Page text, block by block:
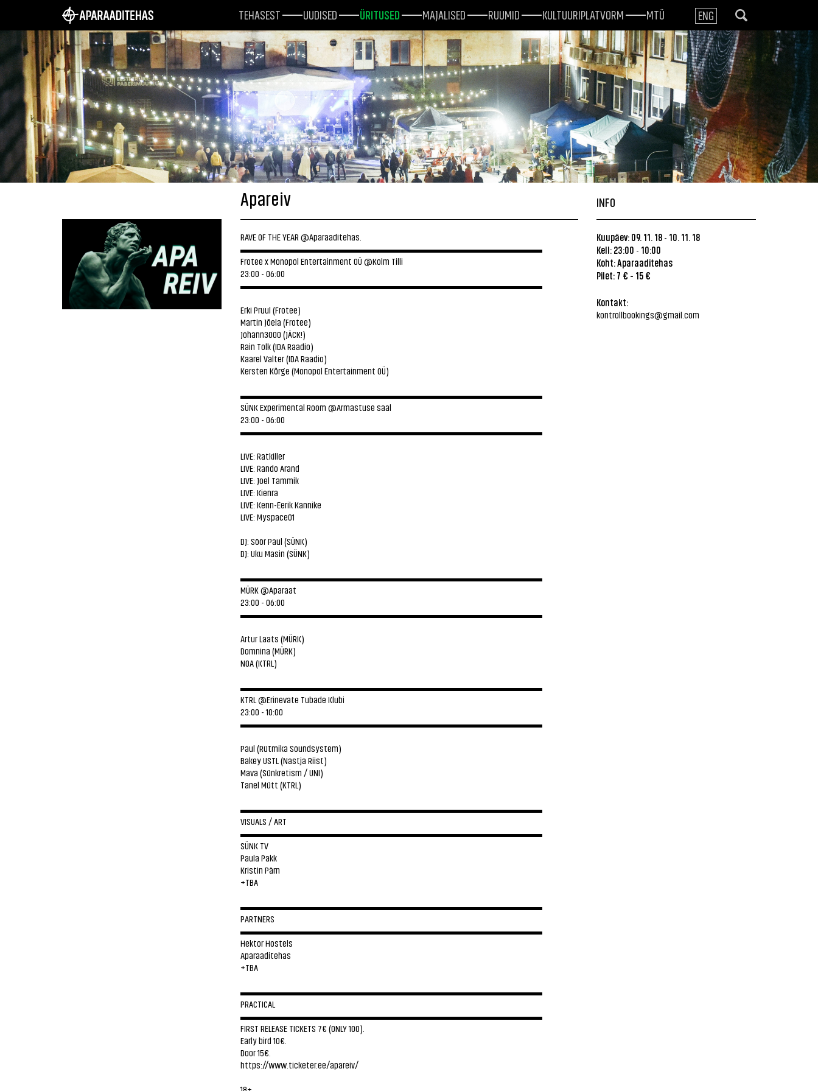
TEHASEST UUDISED ÜRITUSED MAJALISED RUUMID KULTUURIPLATVORM MTÜ ENG
Apareiv
RAVE OF THE YEAR @Aparaaditehas.
▬▬▬▬▬▬▬▬▬▬▬▬▬▬▬▬▬▬▬▬▬▬▬▬▬▬▬▬▬▬▬
Frotee x Monopol Entertainment OÜ @Kolm Tilli
23:00 - 06:00
▬▬▬▬▬▬▬▬▬▬▬▬▬▬▬▬▬▬▬▬▬▬▬▬▬▬▬▬▬▬▬
Erki Pruul (Frotee)
Martin Jõela (Frotee)
Johann3000 (JÄCK!)
Rain Tolk (IDA Raadio)
Kaarel Valter (IDA Raadio)
Kersten Kõrge (Monopol Entertainment OÜ)
▬▬▬▬▬▬▬▬▬▬▬▬▬▬▬▬▬▬▬▬▬▬▬▬▬▬▬▬▬▬▬
SÜNK Experimental Room @Armastuse saal
23:00 - 06:00
▬▬▬▬▬▬▬▬▬▬▬▬▬▬▬▬▬▬▬▬▬▬▬▬▬▬▬▬▬▬▬
LIVE: Ratkiller
LIVE: Rando Arand
LIVE: Joel Tammik
LIVE: Kienra
LIVE: Kenn-Eerik Kannike
LIVE: Myspace01
DJ: Söör Paul (SÜNK)
DJ: Uku Masin (SÜNK)
▬▬▬▬▬▬▬▬▬▬▬▬▬▬▬▬▬▬▬▬▬▬▬▬▬▬▬▬▬▬▬
MÜRK @Aparaat
23:00 - 06:00
▬▬▬▬▬▬▬▬▬▬▬▬▬▬▬▬▬▬▬▬▬▬▬▬▬▬▬▬▬▬▬
Artur Laats (MÜRK)
Domnina (MÜRK)
NOA (KTRL)
▬▬▬▬▬▬▬▬▬▬▬▬▬▬▬▬▬▬▬▬▬▬▬▬▬▬▬▬▬▬▬
KTRL @Erinevate Tubade Klubi
23:00 - 10:00
▬▬▬▬▬▬▬▬▬▬▬▬▬▬▬▬▬▬▬▬▬▬▬▬▬▬▬▬▬▬▬
Paul (Rütmika Soundsystem)
Bakey USTL (Nastja Riist)
Mava (Sünkretism / UNI)
Tanel Mütt (KTRL)
▬▬▬▬▬▬▬▬▬▬▬▬▬▬▬▬▬▬▬▬▬▬▬▬▬▬▬▬▬▬▬
VISUALS / ART
▬▬▬▬▬▬▬▬▬▬▬▬▬▬▬▬▬▬▬▬▬▬▬▬▬▬▬▬▬▬▬
SÜNK TV
Paula Pakk
Kristin Pärn
+TBA
▬▬▬▬▬▬▬▬▬▬▬▬▬▬▬▬▬▬▬▬▬▬▬▬▬▬▬▬▬▬▬
PARTNERS
▬▬▬▬▬▬▬▬▬▬▬▬▬▬▬▬▬▬▬▬▬▬▬▬▬▬▬▬▬▬▬
Hektor Hostels
Aparaaditehas
+TBA
▬▬▬▬▬▬▬▬▬▬▬▬▬▬▬▬▬▬▬▬▬▬▬▬▬▬▬▬▬▬▬
PRACTICAL
▬▬▬▬▬▬▬▬▬▬▬▬▬▬▬▬▬▬▬▬▬▬▬▬▬▬▬▬▬▬▬
FIRST RELEASE TICKETS 7€ (ONLY 100).
Early bird 10€.
Door 15€.
https://www.ticketer.ee/apareiv/
INFO
Kuupäev: 09. 11. 18- 10. 11. 18
Kell: 23:00 - 10:00
Koht: Aparaaditehas
Pilet: 7 € - 15 €
Kontakt:
kontrollbookings@gmail.com